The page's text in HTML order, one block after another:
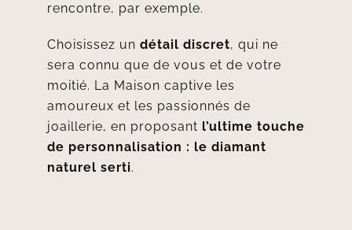
rencontre, par exemple.
Choisissez un détail discret, qui ne
sera connu que de vous et de votre
moitié. La Maison captive les
amoureux et les passionnés de
joaillerie, en proposant l’ultime touche
de personnalisation : le diamant
naturel serti.